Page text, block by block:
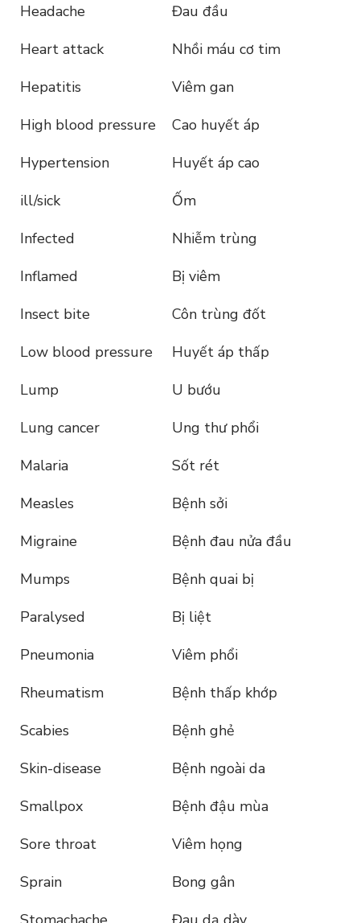
Headache
Đau đầu
Heart attack
Nhồi máu cơ tim
Hepatitis
Viêm gan
High blood pressure
Cao huyết áp
Hypertension
Huyết áp cao
ill/sick
Ốm
Infected
Nhiễm trùng
Inflamed
Bị viêm
Insect bite
Côn trùng đốt
Low blood pressure
Huyết áp thấp
Lump
U bướu
Lung cancer
Ung thư phổi
Malaria
Sốt rét
Measles
Bệnh sởi
Migraine
Bệnh đau nửa đầu
Mumps
Bệnh quai bị
Paralysed
Bị liệt
Pneumonia
Viêm phổi
Rheumatism
Bệnh thấp khớp
Scabies
Bệnh ghẻ
Skin-disease
Bệnh ngoài da
Smallpox
Bệnh đậu mùa
Sore throat
Viêm họng
Sprain
Bong gân